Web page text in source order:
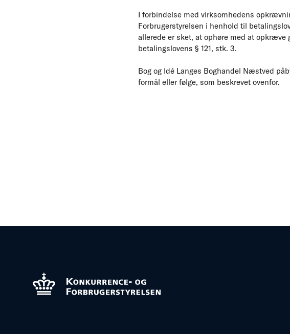
I forbindelse med virksomhedens
Forbrugerstyrelsen i henhold til
allerede er sket, at ophøre med at
betalingslovens § 121, stk. 3.
Bog og Idé Langes Boghandel Næstved
formål eller følge, som beskrevet ovenfor.